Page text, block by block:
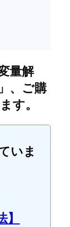
量解
、ご購
す。
いま